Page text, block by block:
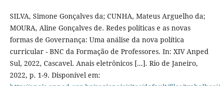
SILVA, Simone Gonçalves da; CUNHA, Mateus Arguelho da;
MOURA, Aline Gonçalves de. Redes políticas e as novas
formas de Governança: Uma análise da nova política
curricular - BNC da Formação de Professores. In: XIV Anped
Sul, 2022, Cascavel. Anais eletrônicos [...]. Rio de Janeiro,
2022, p. 1-9. Disponível em: